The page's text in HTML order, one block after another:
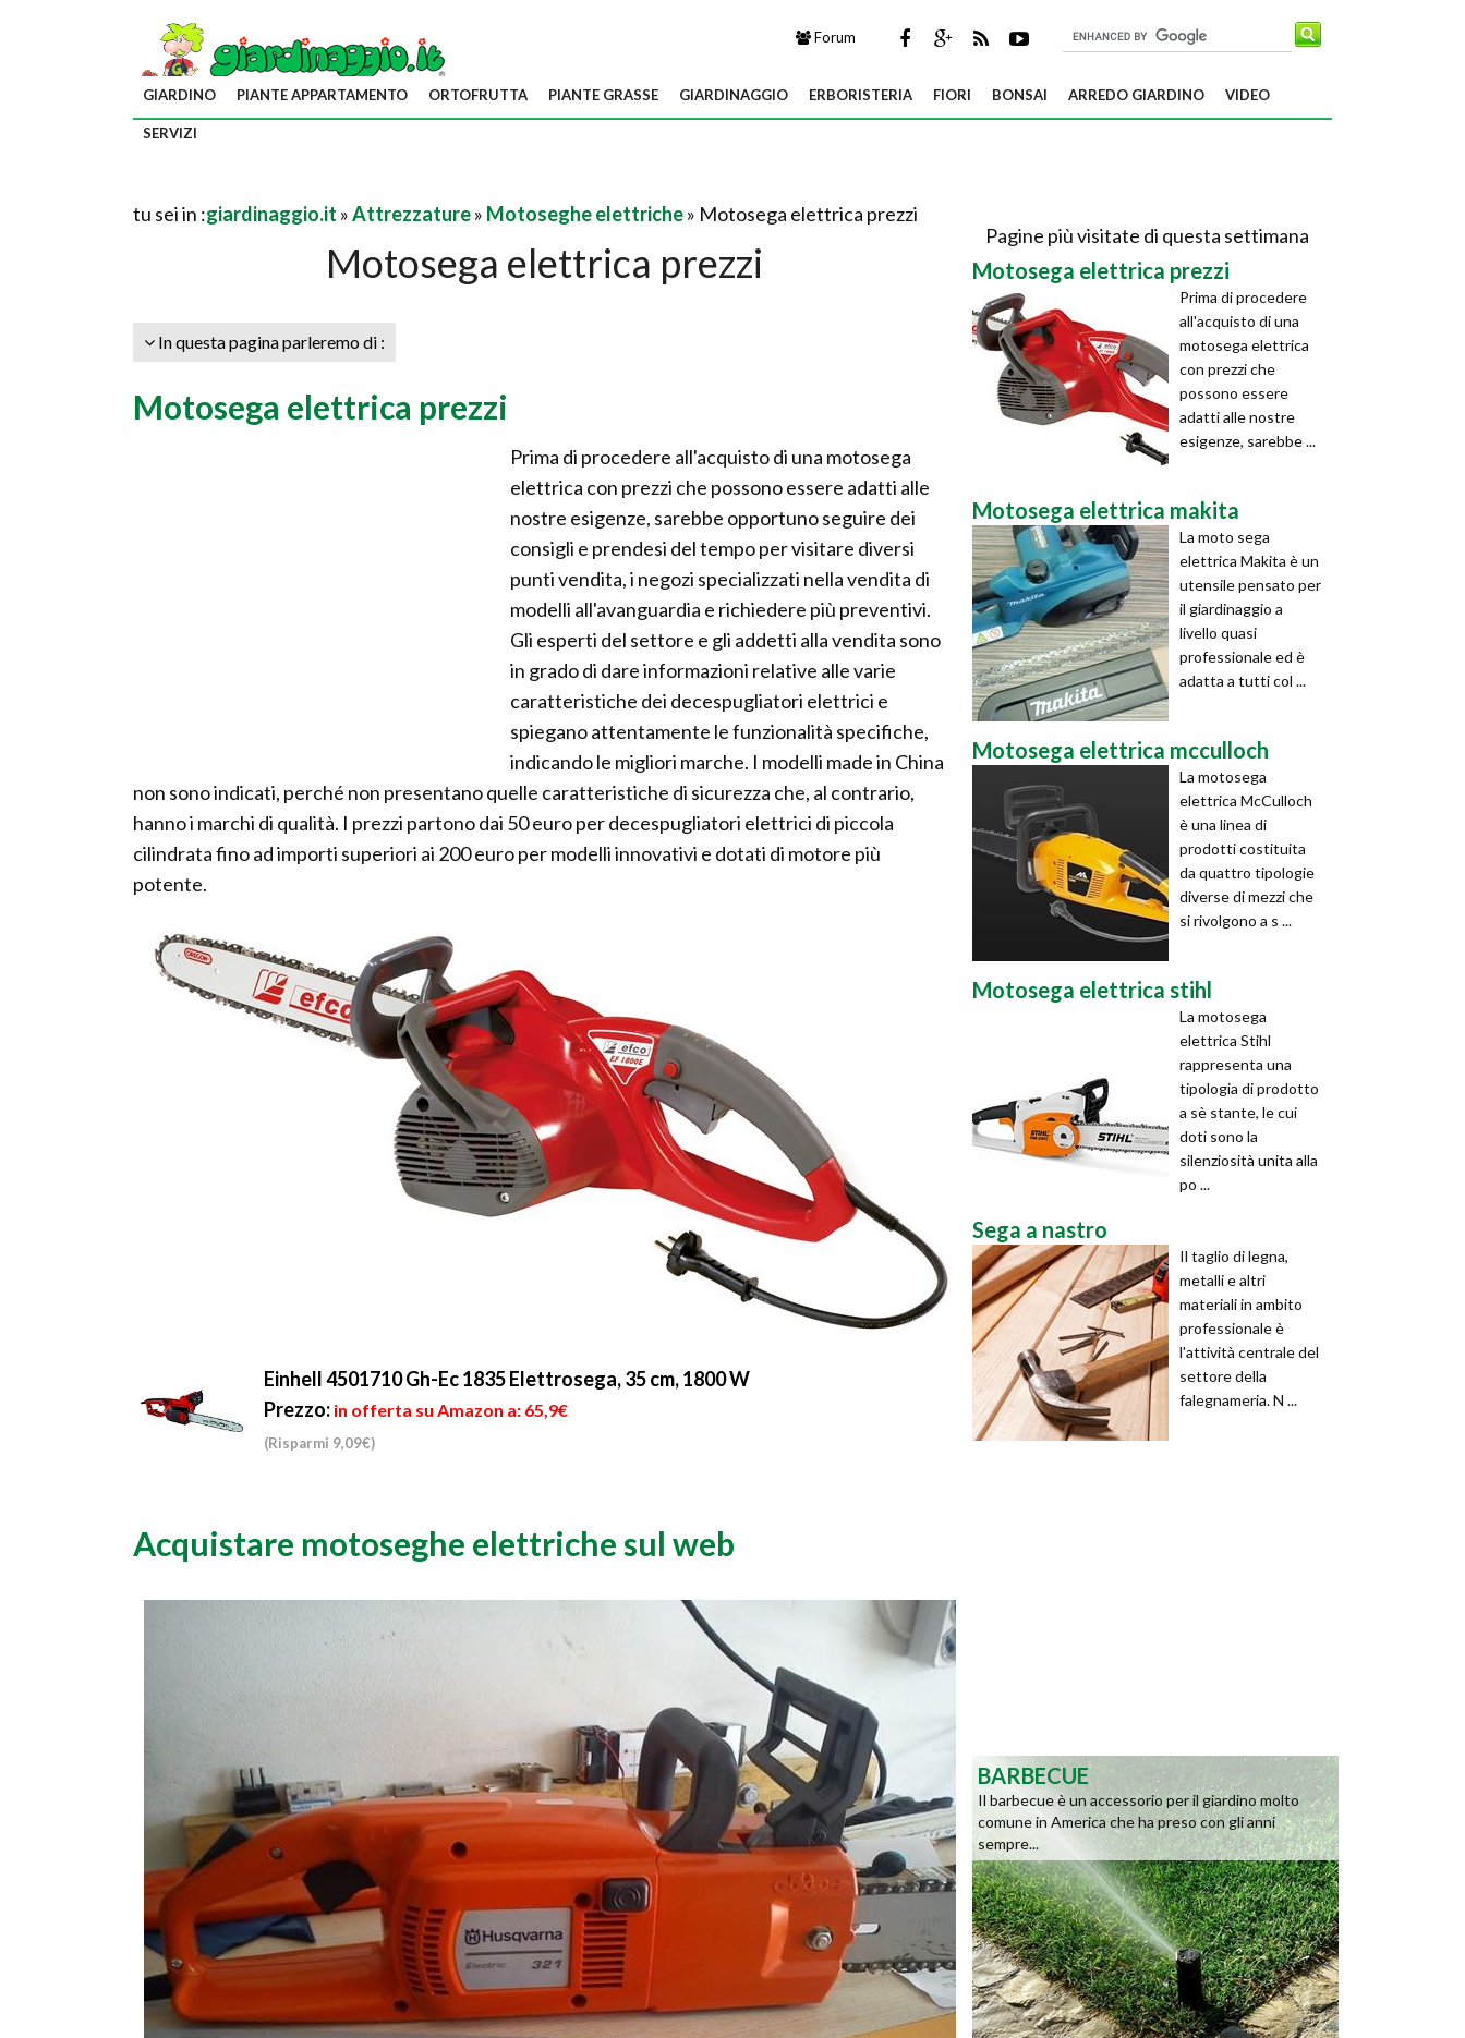
Forum
GIARDINO PIANTE APPARTAMENTO ORTOFRUTTA PIANTE GRASSE GIARDINAGGIO ERBORISTERIA FIORI BONSAI ARREDO GIARDINO VIDEO
SERVIZI
tu sei in :giardinaggio.it »Attrezzature» Motoseghe elettriche» Motosega elettrica prezzi
Motosega elettrica prezzi
In questa pagina parleremo di :
Motosega elettrica prezzi
Prima di procedere all'acquisto di una motosega
elettrica con prezzi che possono essere adatti alle
nostre esigenze, sarebbe opportuno seguire dei
consigli e prendesi del tempo per visitare diversi
punti vendita, i negozi specializzati nella vendita di
modelli all'avanguardia e richiedere più preventivi.
Gli esperti del settore e gli addetti alla vendita sono
in grado di dare informazioni relative alle varie
caratteristiche dei decespugliatori elettrici e
spiegano attentamente le funzionalità specifiche,
indicando le migliori marche. I modelli made in China
non sono indicati, perché non presentano quelle caratteristiche di sicurezza che, al contrario,
hanno i marchi di qualità. I prezzi partono dai 50 euro per decespugliatori elettrici di piccola
cilindrata fino ad importi superiori ai 200 euro per modelli innovativi e dotati di motore più
potente.
Einhell 4501710 Gh-Ec 1835 Elettrosega, 35 cm, 1800 W
Prezzo: in offerta su Amazon a: 65,9€
(Risparmi 9,09€)
Acquistare motoseghe elettriche sul web
Pagine più visitate di questa settimana
Motosega elettrica prezzi
Prima di procedere
all'acquisto di una
motosega elettrica
con prezzi che
possono essere
adatti alle nostre
esigenze, sarebbe ...
Motosega elettrica makita
La moto sega
elettrica Makita è un
utensile pensato per
il giardinaggio a
livello quasi
professionale ed è
adatta a tutti col ...
Motosega elettrica mcculloch
La motosega
elettrica McCulloch
è una linea di
prodotti costituita
da quattro tipologie
diverse di mezzi che
si rivolgono a s ...
Motosega elettrica stihl
La motosega
elettrica Stihl
rappresenta una
tipologia di prodotto
a sè stante, le cui
doti sono la
silenziosità unita alla
po ...
Sega a nastro
Il taglio di legna,
metalli e altri
materiali in ambito
professionale è
l'attività centrale del
settore della
falegnameria. N ...
BARBECUE
Il barbecue è un accessorio per il giardino molto
comune in America che ha preso con gli anni
sempre...